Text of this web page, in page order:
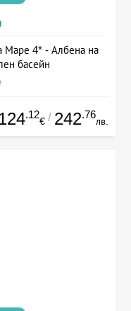
Маре 4* - Албена на
басейн
.12
€ / 242.76
лв.